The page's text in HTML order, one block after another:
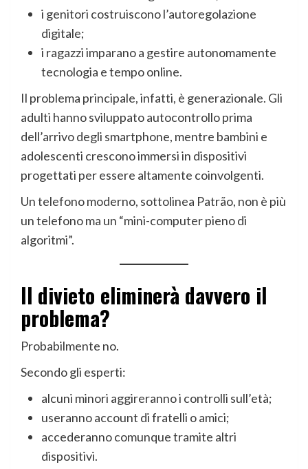
i genitori costruiscono l’autoregolazione
digitale;
i ragazzi imparano a gestire autonomamente
tecnologia e tempo online.
Il problema principale, infatti, è generazionale. Gli
adulti hanno sviluppato autocontrollo prima
dell’arrivo degli smartphone, mentre bambini e
adolescenti crescono immersi in dispositivi
progettati per essere altamente coinvolgenti.
Un telefono moderno, sottolinea Patrão, non è più
un telefono ma un “mini-computer pieno di
algoritmi”.
Il divieto eliminerà davvero il
problema?
Probabilmente no.
Secondo gli esperti:
alcuni minori aggireranno i controlli sull’età;
useranno account di fratelli o amici;
accederanno comunque tramite altri
dispositivi.